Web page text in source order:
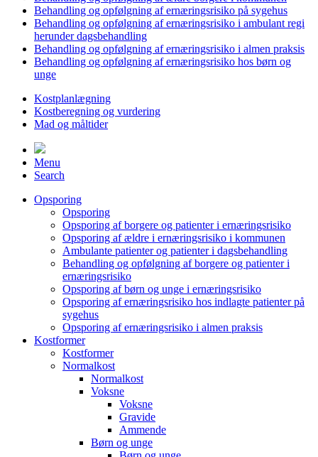
Behandling og opfølgning af ernæringsrisiko på sygehus
Behandling og opfølgning af ernæringsrisiko i ambulant regi
herunder dagsbehandling
Behandling og opfølgning af ernæringsrisiko i almen praksis
Behandling og opfølgning af ernæringsrisiko hos børn og
unge
Kostplanlægning
Kostberegning og vurdering
Mad og måltider
Menu
Search
Opsporing
Opsporing
Opsporing af borgere og patienter i ernæringsrisiko
Opsporing af ældre i ernæringsrisiko i kommunen
Ambulante patienter og patienter i dagsbehandling
Behandling og opfølgning af borgere og patienter i
ernæringsrisiko
Opsporing af børn og unge i ernæringsrisiko
Opsporing af ernæringsrisiko hos indlagte patienter på
sygehus
Opsporing af ernæringsrisiko i almen praksis
Kostformer
Kostformer
Normalkost
Normalkost
Voksne
Voksne
Gravide
Ammende
Børn og unge